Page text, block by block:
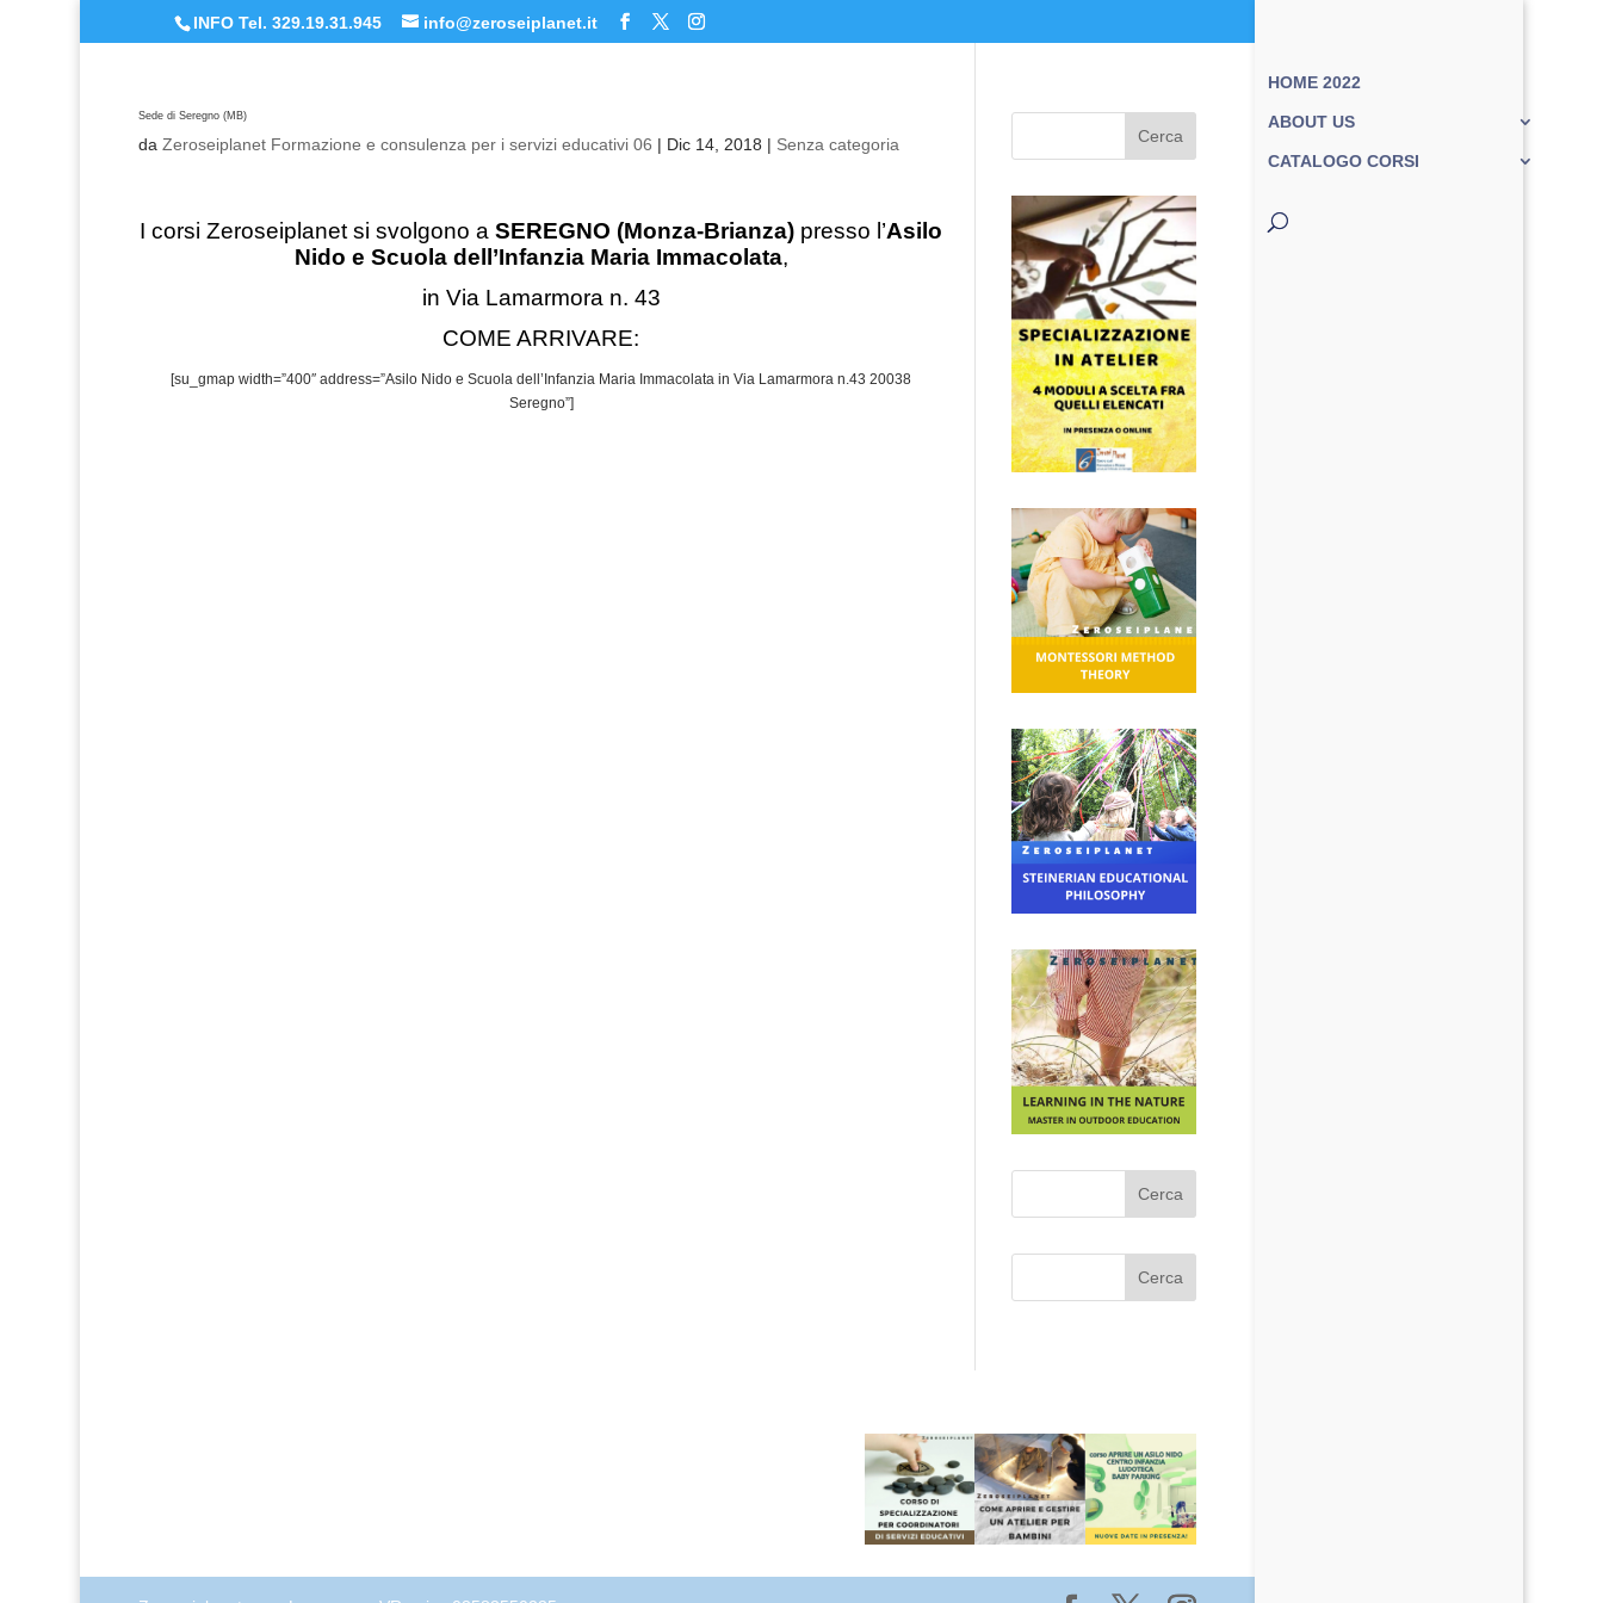
INFO Tel. 329.19.31.945 info@zeroseiplanet.it
HOME 2022
ABOUT US
CATALOGO CORSI
Sede di Seregno (MB)
daZeroseiplanet Formazione e consulenza per i servizi educativi 06 | Dic 14, 2018 | Senza categoria
I corsi Zeroseiplanet si svolgono aSEREGNO (Monza-Brianza) presso l’Asilo
Nido e Scuola dell’Infanzia Maria Immacolata,
in Via Lamarmora n. 43
COME ARRIVARE:
[su_gmap width=”400″ address=”Asilo Nido e Scuola dell’Infanzia Maria Immacolata in Via Lamarmora n.43 20038
Seregno”]
Cerca
Cerca
Cerca